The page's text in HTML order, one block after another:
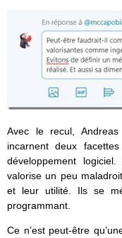
Avec le recul, Andreas
incarnent deux
développement
valorise un peu
et leur utilité. Ils se
programmant.
Ce n’est peut-être